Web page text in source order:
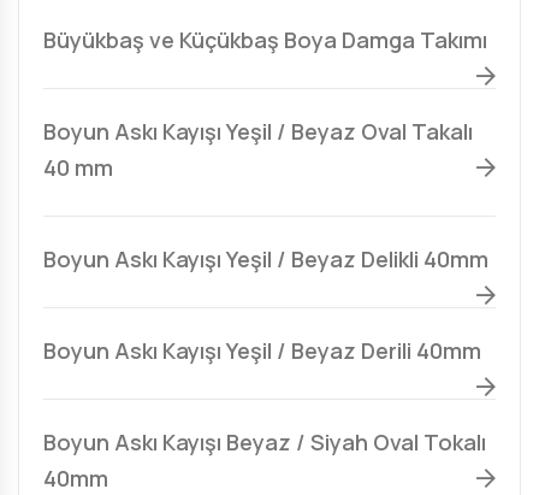
Büyükbaş ve Küçükbaş Boya Damga Takımı
Boyun Askı Kayışı Yeşil / Beyaz Oval Takalı
40 mm
Boyun Askı Kayışı Yeşil / Beyaz Delikli 40mm
Boyun Askı Kayışı Yeşil / Beyaz Derili 40mm
Boyun Askı Kayışı Beyaz / Siyah Oval Tokalı
40mm